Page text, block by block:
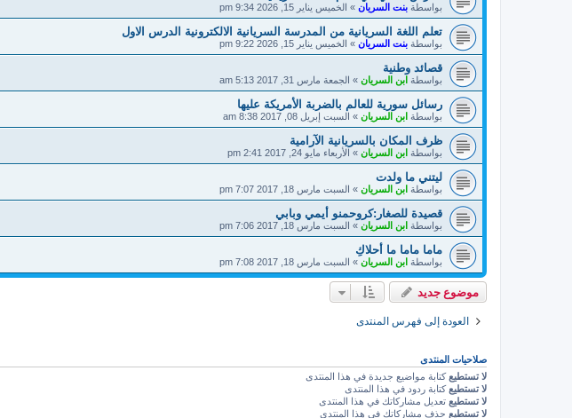
بواسطة بنت السريان » الخميس يناير 15, 2026 9:34 pm
تعلم اللغة السريانية من المدرسة السريانية الالكترونية الدرس الاول
بواسطة بنت السريان » الخميس يناير 15, 2026 9:22 pm
قصائد وطنية
بواسطة ابن السريان » الجمعة مارس 31, 2017 5:13 am
رسائل سورية للعالم بالضربة الأمريكة عليها
بواسطة ابن السريان » السبت إبريل 08, 2017 8:38 am
ظرف المكان بالسريانية الآرامية
بواسطة ابن السريان » الأربعاء مايو 24, 2017 2:41 pm
ليتني ما ولدت
بواسطة ابن السريان » السبت مارس 18, 2017 7:07 pm
قصيدة للصغار:كروحمنو أيمي وبابي
بواسطة ابن السريان » السبت مارس 18, 2017 7:06 pm
ماما ماما ما أحلاكِ
بواسطة ابن السريان » السبت مارس 18, 2017 7:08 pm
موضوع جديد
العودة إلى فهرس المنتدى
صلاحيات المنتدى
لا تستطيع كتابة مواضيع جديدة في هذا المنتدى
لا تستطيع كتابة ردود في هذا المنتدى
لا تستطيع تعديل مشاركاتك في هذا المنتدى
لا تستطيع حذف مشاركاتك في هذا المنتدى